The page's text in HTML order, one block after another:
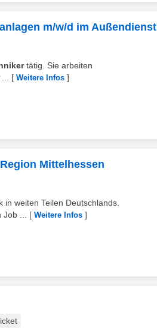
m/w/d im Außendienst
tätig. Sie arbeiten
[ Weitere Infos ]
Mittelhessen
weiten Teilen Deutschlands.
... [ Weitere Infos ]